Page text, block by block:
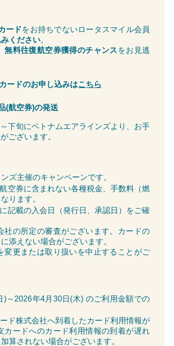
ードをお持ちでないロータスマイル会員
ください。
無料往復航空券獲得のチャンス をお見逃
ードのお申し込みはこちら
(航空券)の発送
下旬にベトナムエアラインズより、お手
ございます。
ズ主催のキャンペーンです。
空券に含まれない各種税金、手数料（燃
ります。
記載の入会日（発行日、承認日）をご確
の所定の審査がございます。カードの
添えない場合がございます。
更または取り扱いを中止することがご
～2026年4月30日(木) のご利用金額での
ド株式会社へ到着したカード利用情報が
カードへのカード利用情報の到着が遅れ
加算されない場合がございます。